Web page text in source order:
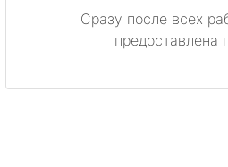
Сразу после всех
предоставлена